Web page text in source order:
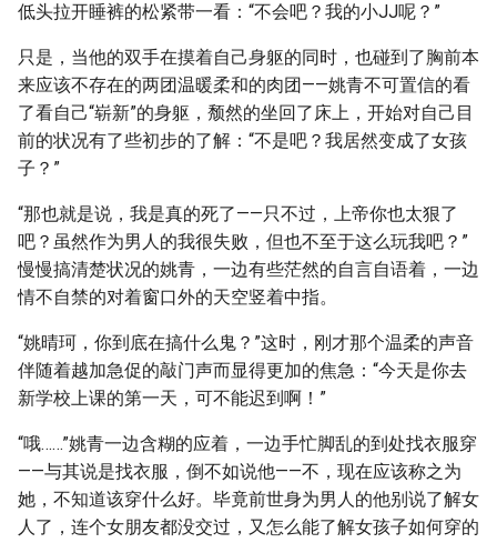
低头拉开睡裤的松紧带一看：“不会吧？我的小JJ呢？”
只是，当他的双手在摸着自己身躯的同时，也碰到了胸前本
来应该不存在的两团温暖柔和的肉团——姚青不可置信的看
了看自己“崭新”的身躯，颓然的坐回了床上，开始对自己目
前的状况有了些初步的了解：“不是吧？我居然变成了女孩
子？”
“那也就是说，我是真的死了——只不过，上帝你也太狠了
吧？虽然作为男人的我很失败，但也不至于这么玩我吧？”
慢慢搞清楚状况的姚青，一边有些茫然的自言自语着，一边
情不自禁的对着窗口外的天空竖着中指。
“姚晴珂，你到底在搞什么鬼？”这时，刚才那个温柔的声音
伴随着越加急促的敲门声而显得更加的焦急：“今天是你去
新学校上课的第一天，可不能迟到啊！”
“哦……”姚青一边含糊的应着，一边手忙脚乱的到处找衣服穿
——与其说是找衣服，倒不如说他——不，现在应该称之为
她，不知道该穿什么好。毕竟前世身为男人的他别说了解女
人了，连个女朋友都没交过，又怎么能了解女孩子如何穿的